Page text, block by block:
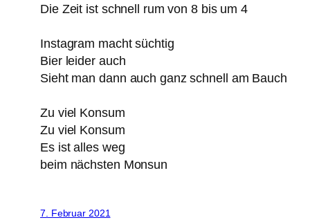
Die Zeit ist schnell rum von 8 bis um 4
Instagram macht süchtig
Bier leider auch
Sieht man dann auch ganz schnell am Bauch
Zu viel Konsum
Zu viel Konsum
Es ist alles weg
beim nächsten Monsun
7. Februar 2021